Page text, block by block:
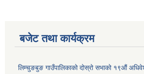
बजेट तथा कार्यक्रम
लिम्चुङबुङ गाउँपालिकाको दोस्रो सभाको १९औं